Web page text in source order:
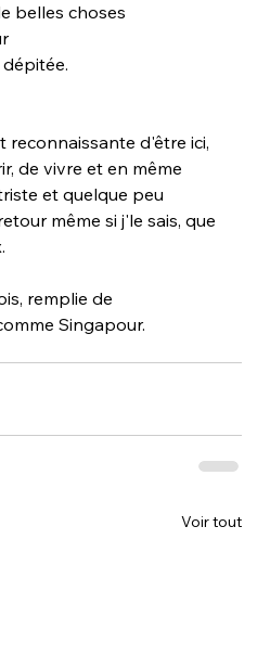
belles choses
reconnaissante d'être ici,
de vivre et en même
et quelque peu
même si j'le sais, que
remplie de
Singapour.
Voir tout